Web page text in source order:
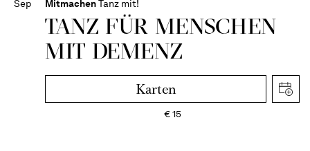
Sep MitmachenTanz mit!
TANZ FÜR MENSCHEN
MIT DEMENZ
Karten
€15